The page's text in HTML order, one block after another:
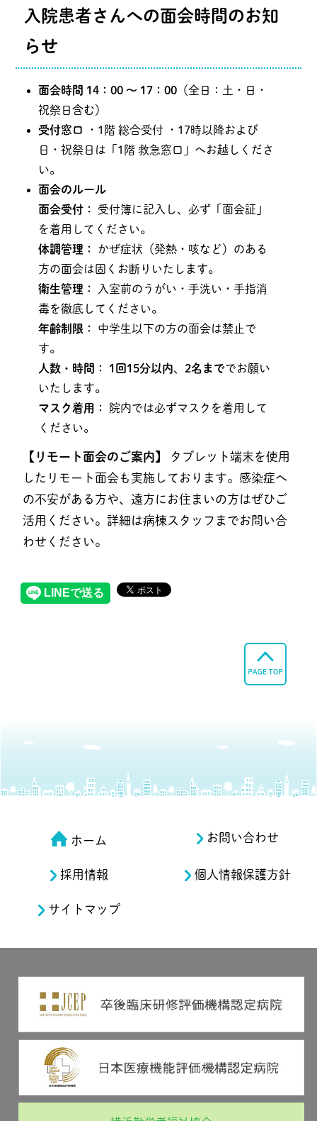
入院患者さんへの面会時間のお知
らせ
面会時間 14：00 ～ 17：00 （全日：土・日・
祝祭日含む）
受付窓口
・1階 総合受付 ・17時以降および
日・祝祭日は「1階 救急窓口」へお越しくださ
い。
面会のルール
面会受付：
受付簿に記入し、必ず「面会証」
を着用してください。
体調管理：
かぜ症状（発熱・咳など）のある
方の面会は固くお断りいたします。
衛生管理：
入室前のうがい・手洗い・手指消
毒を徹底してください。
年齢制限：
中学生以下の方の面会は禁止で
す。
人数・時間：
1回15分以内、 2名まででお願い
いたします。
マスク着用：
院内では必ずマスクを着用して
ください。
【リモート面会のご案内】
タブレット端末を使用
したリモート面会も実施しております。感染症へ
の不安がある方や、遠方にお住まいの方はぜひご
活用ください。詳細は病棟スタッフまでお問い合
わせください。
ホーム お問い合わせ
採用情報 個人情報保護方針
サイトマップ